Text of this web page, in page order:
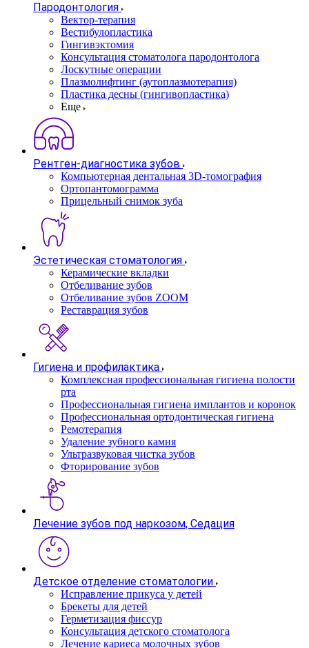
Пародонтология
Вектор-терапия
Вестибулопластика
Гингивэктомия
Консультация стоматолога пародонтолога
Лоскутные операции
Плазмолифтинг (аутоплазмотерапия)
Пластика десны (гингивопластика)
Еще
Рентген-диагностика зубов
Компьютерная дентальная 3D-томография
Ортопантомограмма
Прицельный снимок зуба
Эстетическая стоматология
Керамические вкладки
Отбеливание зубов
Отбеливание зубов ZOOM
Реставрация зубов
Гигиена и профилактика
Комплексная профессиональная гигиена полости
рта
Профессиональная гигиена имплантов и коронок
Профессиональная ортодонтическая гигиена
Ремотерапия
Удаление зубного камня
Ультразвуковая чистка зубов
Фторирование зубов
Лечение зубов под наркозом, Седация
Детское отделение стоматологии
Исправление прикуса у детей
Брекеты для детей
Герметизация фиссур
Консультация детского стоматолога
Лечение кариеса молочных зубов